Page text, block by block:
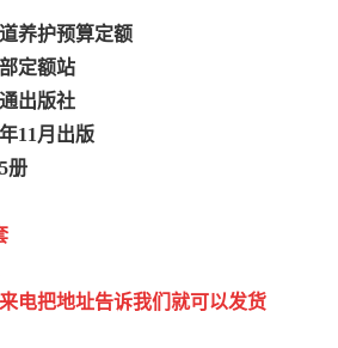
养护预算定额
定额站
出版社
11月出版
册
电把地址告诉我们就可以发货